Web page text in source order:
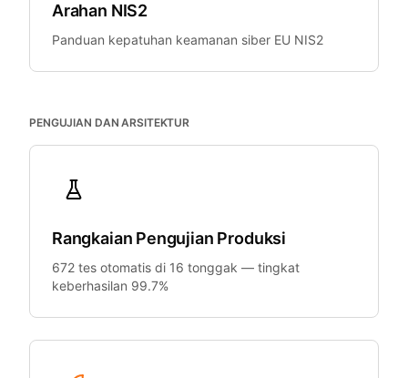
Arahan NIS2
Panduan kepatuhan keamanan siber EU NIS2
PENGUJIAN DAN ARSITEKTUR
Rangkaian Pengujian Produksi
672 tes otomatis di 16 tonggak — tingkat
keberhasilan 99.7%